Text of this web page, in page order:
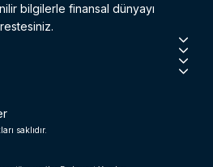
bilgilerle finansal dünyayı
saklıdır.